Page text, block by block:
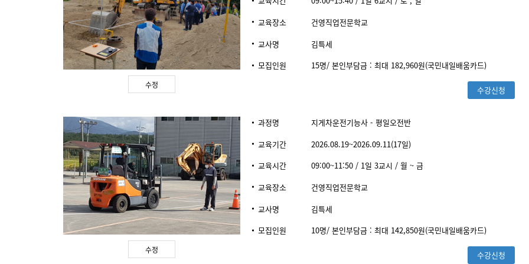
수정
교육장소
건영직업전문학교
교사명
김특세
모집인원
15명/ 본인부담금 : 최대 182,960원(국민내일배움카드)
수강신청
수정
과정명
지게차운전기능사 - 평일오전반
교육기간
2026.08.19~2026.09.11(17일)
교육시간
09:00~11:50 / 1일 3교시 / 월 ~ 금
교육장소
건영직업전문학교
교사명
김특세
모집인원
10명/ 본인부담금 : 최대 142,850원(국민내일배움카드)
수강신청